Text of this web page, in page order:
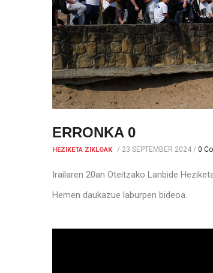
ERRONKA 0
HEZIKETA ZIKLOAK / 23 SEPTEMBER 2024 / 0
Irailaren 20an Oteitzako Lanbide
Hemen daukazue laburpen bideoa.